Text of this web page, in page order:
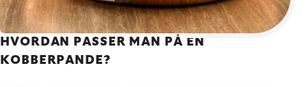
HVORDAN PASSER MAN PÅ EN
KOBBERPANDE?